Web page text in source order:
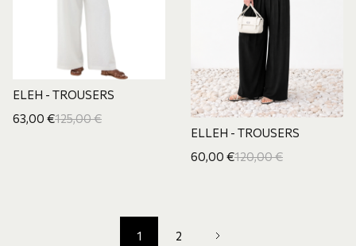
ELEH - TROUSERS
63,00 €125,00€
ELLEH - TROUSERS
60,00 €120,00€
1 2